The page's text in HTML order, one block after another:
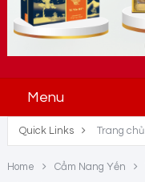
Menu
Quick Links Trang chủ
Home Cẩm Nang Yến